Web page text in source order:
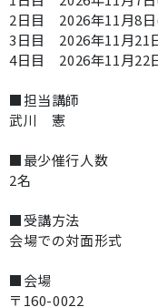
2日目 2026年11月8
3日目 2026年11月21
4日目 2026年11月22
■担当講師
武川 憲
■最少催行人数
2名
■受講方法
会場での対面形式
■会場
〒160-0022